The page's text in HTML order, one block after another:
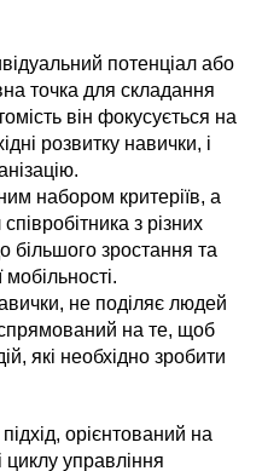
потенціал або
точка для складання
він фокусується на
розвитку навички, і
набором критеріїв, а
з різних
більшого зростання та
не поділяє людей
на те, щоб
які необхідно зробити
орієнтований на
циклу управління